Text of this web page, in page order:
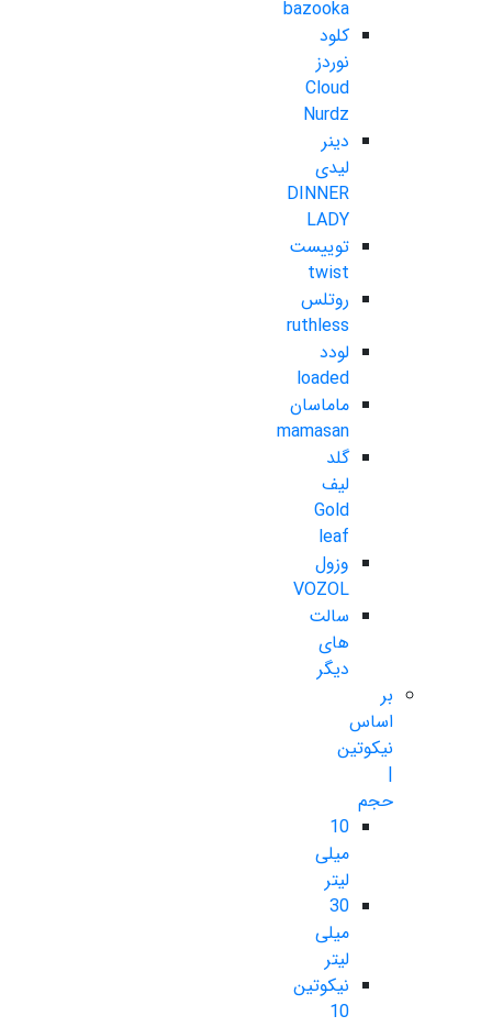
bazooka
کلود
نوردز
Cloud
Nurdz
دینر
لیدی
DINNER
LADY
توییست
twist
روتلس
ruthless
لودد
loaded
ماماسان
mamasan
گلد
لیف
Gold
leaf
وزول
VOZOL
سالت
های
دیگر
بر
اساس
نیکوتین
|
حجم
10
میلی
لیتر
30
میلی
لیتر
نیکوتین
10